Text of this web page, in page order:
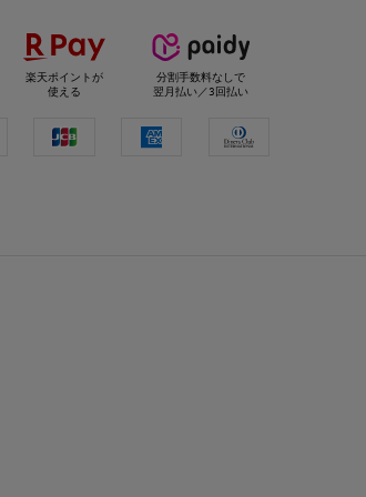
楽天ポイントが
使える
分割手数料なしで
翌月払い／3回払い